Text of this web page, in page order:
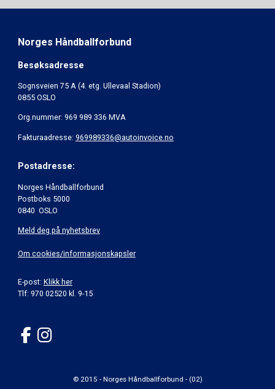
Norges Håndballforbund
Besøksadresse
Sognsveien 75 A (4. etg. Ullevaal Stadion)
0855 OSLO
Org.nummer: 969 989 336 MVA
Fakturaadresse: 969989336@autoinvoice.no
Postadresse:
Norges Håndballforbund
Postboks 5000
0840 OSLO
Meld deg på nyhetsbrev
Om cookies/informasjonskapsler
E-post: Klikk her
Tlf: 970 02520 kl. 9-15
© 2015 - Norges Håndballforbund - (02)